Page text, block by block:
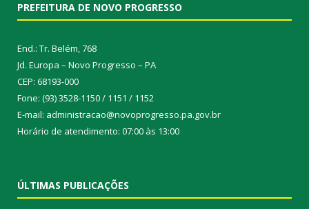
PREFEITURA DE NOVO PROGRESSO
End.: Tr. Belém, 768
Jd. Europa – Novo Progresso – PA
CEP: 68193-000
Fone: (93) 3528-1150 / 1151 / 1152
E-mail: administracao@novoprogresso.pa.gov.br
Horário de atendimento: 07:00 às 13:00
ÚLTIMAS PUBLICAÇÕES